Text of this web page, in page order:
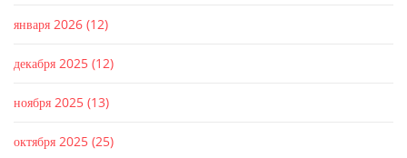
января 2026 (12)
декабря 2025 (12)
ноября 2025 (13)
октября 2025 (25)